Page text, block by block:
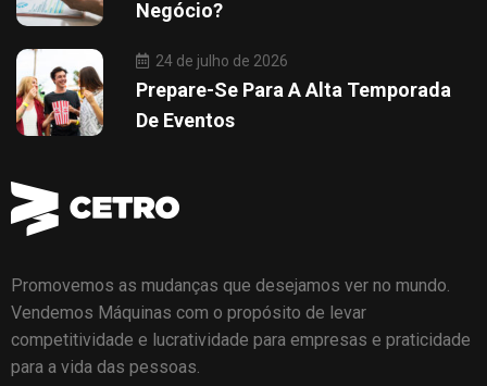
Negócio?
24 de julho de 2026
Prepare-Se Para A Alta Temporada
De Eventos
Promovemos as mudanças que desejamos ver no mundo.
Vendemos Máquinas com o propósito de levar
competitividade e lucratividade para empresas e praticidade
para a vida das pessoas.